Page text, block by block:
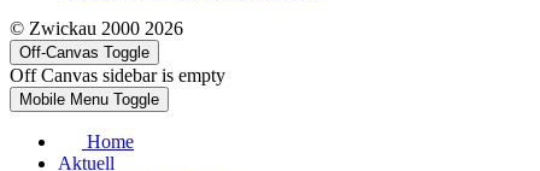
© Zwickau 2000 2026
Off-Canvas Toggle
Off Canvas sidebar is empty
Mobile Menu Toggle
Home
Aktuell